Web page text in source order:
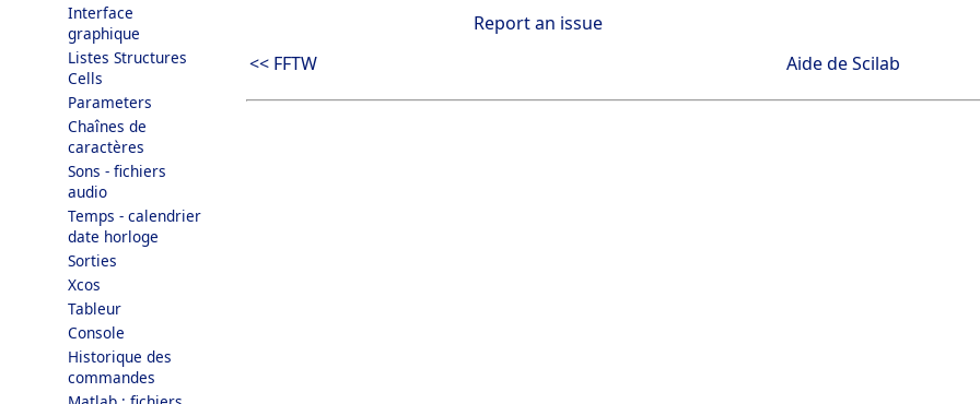
Interface
graphique
Listes Structures
Cells
Parameters
Chaînes de
caractères
Sons - fichiers
audio
Temps - calendrier
date horloge
Sorties
Xcos
Tableur
Console
Historique des
commandes
Report an issue
<< FFTW
Aide de Scilab